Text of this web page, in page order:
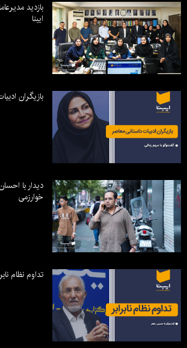
بازدید
ایبنا
بازیگران
دیدار با
خوارزمی
تداوم نظام